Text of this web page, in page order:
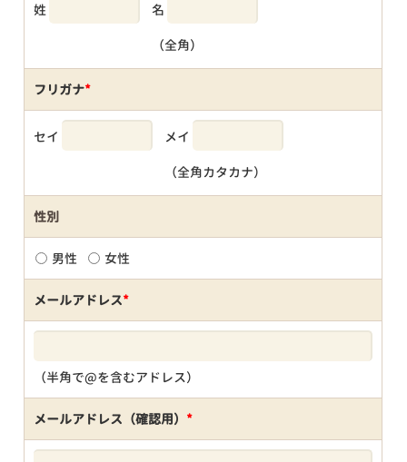
姓 名
（全角）
フリガナ*
セイ メイ
（全角カタカナ）
性別
男性 女性
メールアドレス*
（半角で@を含むアドレス）
メールアドレス（確認用） *